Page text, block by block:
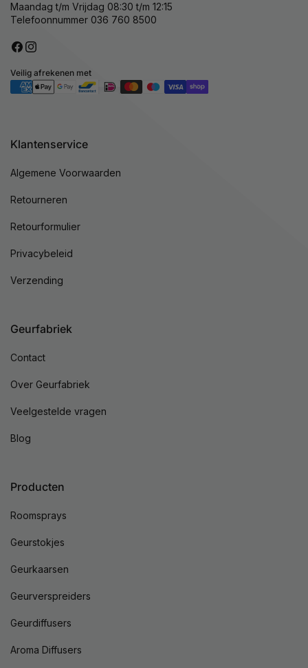
Maandag t/m Vrijdag 08:30 t/m 12:15
Telefoonnummer 036 760 8500
Facebook
Instagram
Veilig afrekenen met
Betaalmethoden
Klantenservice
Algemene Voorwaarden
Retourneren
Retourformulier
Privacybeleid
Verzending
Geurfabriek
Contact
Over Geurfabriek
Veelgestelde vragen
Blog
Producten
Roomsprays
Geurstokjes
Geurkaarsen
Geurverspreiders
Geurdiffusers
Aroma Diffusers